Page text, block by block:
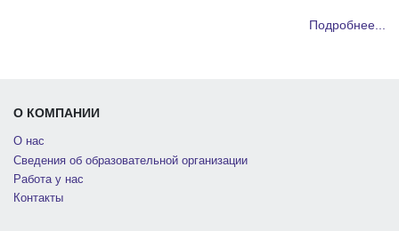
Подробнее...
О КОМПАНИИ
О нас
Сведения об образовательной организации
Работа у нас
Контакты